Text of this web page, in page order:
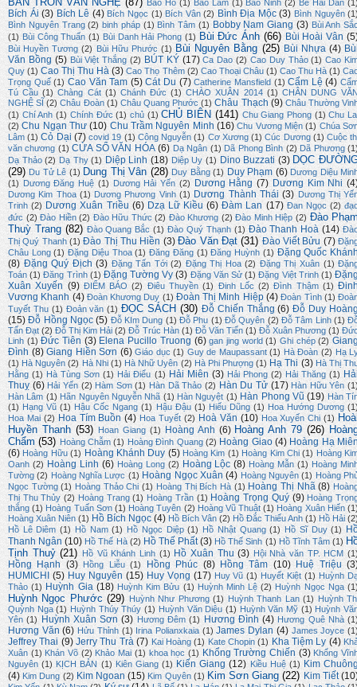
Bảo Hồ (1) Bảo Lâm (1) Bảo Ninh (2) Bé Hải Dân
Bích Ái (3) Bích Lê (4) Bích Ngọc (1) Bích Vân (2) Bình Địa Mộc (3) Bình Nguyên
Bình Nguyên Trang (2) binh pháp (1) Bình Tâm (1) Bobby Nam Giang (3) Bùi Anh
(1) Bùi Công Thuấn (1) Bùi Danh Hải Phong (1) Bùi Đức Ánh (66) Bùi Hoài Vân
Bùi Huyền Tương (2) Bùi Hữu Phước (1) Bùi Nguyên Bằng (25) Bùi Nhựa (4)
Văn Bồng (5) Bùi Việt Thắng (2) BÚT KÝ (17) Ca Dao (2) Cao Duy Thảo (1) Cao
Quy (1) Cao Thị Thu Hà (3) Cao Thọ Thêm (2) Cao Thoại Châu (1) Cao Thu Hà (1)
Trọng Quế (1) Cao Văn Tam (5) Cát Du (7) Catherine Mansfield (1) Cẩm Lệ (4)
Tú Cầu (1) Chàng Cát (1) Chánh Đức (1) CHÀO XUÂN 2014 (1) CHÂN DUNG
NGHỆ SĨ (2) Châu Đoàn (1) Châu Quang Phước (1) Châu Thạch (9) Châu Thường
(1) Chí Anh (1) Chính Đức (1) chủ (1) CHỦ BIÊN (141) Chu Giang Phong (1) Chu
(2) Chu Ngạn Thư (10) Chu Trầm Nguyên Minh (16) Chu Vương Miện (1) Chúa
Lâm (1) Cỏ Dại (7) covid 19 (1) Công Nguyễn (1) Cơ Xương (1) Cúc Dương (1) Cuộc
văn chương (1) CỬA SỔ VĂN HÓA (6) Dạ Ngân (1) Dã Phong Bình (2) Dã Phương
Dạ Thảo (2) Dạ Thy (1) Diệp Linh (18) Diệp Uy (1) Dino Buzzati (3) DỌC
(29) Du Tử Lê (1) Dung Thị Vân (28) Duy Bằng (1) Duy Phạm (6) Dương Diệu
(1)
Dương Đăng Huệ (1) Dương Hải Yến (2) Dương Hằng (7) Dương Kim Nhi
Dương Kim Thoa (1) Dương Phương Vinh (1) Dương Thành Thái (3) Dương Thị
Trinh (2) Dương Xuân Triều (6) Dzạ Lữ Kiều (6) Đàm Lan (17) Đan Ngọc (2)
đức (2) Đào Hiền (2) Đào Hữu Thức (2) Đào Khương (2) Đào Minh Hiệp (2) Đào
Thuỳ Trang (82) Đào Quang Bắc (1) Đào Quý Thạnh (1) Đào Thanh Hoà (14)
Thị Quý Thanh (1) Đào Thị Thu Hiền (3) Đào Văn Đạt (31) Đào Viết Bửu (7)
Châu Long (1) Đặng Diệu Thoa (1) Đăng Đăng (1) Đăng Huỳnh (1) Đặng Quốc
(8) Đặng Quý Địch (3) Đặng Tấn Tới (2) Đặng Thị Hoa (2) Đặng Thị Xuân (1)
Toán (1) Đăng Trình (1) Đặng Tường Vy (3) Đặng Văn Sử (1) Đặng Việt Trinh (1)
Xuân Xuyến (9) ĐIỂM BÁO (2) Điêu Thuyền (1) Đinh Lốc (2) Đình Thậm (1)
Vương Khanh (4) Đoàn Khương Duy (1) Đoàn Thị Minh Hiệp (4) Đoàn Tình (1)
Tuyết Thu (1) Đoản văn (1) ĐỌC SÁCH (30) Đỗ Chiến Thắng (6) Đỗ Duy
(15) Đỗ Hồng Ngọc (5) Đỗ KIm Dung (1) Đỗ Phu (1) Đỗ Quyên (2) Đỗ Tâm Linh (1)
Tấn Đạt (2) Đỗ Thị Kim Hải (2) Đỗ Trúc Hàn (1) Đỗ Văn Tiến (1) Đỗ Xuân Phương (1)
Linh (1) Đức Tiên (3) Elena Pucillo Truong (6) gan jing world (1) Ghi chép (2)
Đình (8) Giang Hiền Sơn (6) Giáo dục (1) Guy de Maupassant (1) Hà Đoàn (2) Hạ
(1) Hà Nguyên (2) Hà Nhi (1) Hà Nhữ Uyên (2) Hà Phi Phượng (1) Hạ Thi (3) Hà Thị
Hằng (1) Hà Tùng Sơn (1) Hải Điểu (1) Hải Miên (3) Hải Phong (2) Hải Thăng (1)
Thuỵ (6) Hải Yến (2) Hàm Sơn (1) Hàn Dã Thảo (2) Hàn Du Tử (17) Hàn Hữu Yên
Hàn Lâm (1) Hãn Nguyên Nguyễn Nhã (1) Hàn Nguyệt (1) Hàn Phong Vũ (19) Hàn
(1) Hạng Vũ (1) Hậu Cốc Ngang (1) Hậu Đậu (1) Hiếu Dũng (1) Hoa Hướng Dương
Hoa Mai (2) Hoa Tím Buồn (4) Hoa Tuyết (2) Hoà Văn (10) Hoa Xuyến Chi (1)
Huyền Thanh (53) Hoan Giang (1) Hoàng Anh (6) Hoàng Anh 79 (26)
Chẩm (53) Hoàng Chẫm (1) Hoàng Đình Quang (2) Hoàng Giao (4) Hoàng Hạ
(6) Hoàng Hữu (1) Hoàng Khánh Duy (5) Hoàng Kim (1) Hoàng Kim Chi (1) Hoàng
Oanh (2) Hoàng Linh (6) Hoàng Long (2) Hoàng Lộc (8) Hoàng Mẫn (1) Hoàng
Tường (2) Hoàng Nghĩa Lược (1) Hoàng Ngọc Xuân (4) Hoàng Nguyên (1) Hoàng
Ngọc Tường (1) Hoàng Thảo Chi (1) Hoàng Thị Bích Hà (1) Hoàng Thị Nhã (8)
Thị Thu Thủy (2) Hoàng Trang (1) Hoàng Trần (1) Hoàng Trọng Quý (9) Hoàng
thắng (1) Hoàng Tuấn Sơn (1) Hoàng Tuyên (2) Hoàng Vũ Thuật (1) Hoàng Xuân Hiến
Hoàng Xuân Niên (1) Hồ Bích Ngọc (4) Hồ Bích Vân (2) Hồ Đắc Thiếu Anh (1) Hồ Hải
Hồ Lê Diêm (1) Hồ Nam (1) Hồ Ngọc Diệp (1) Hồ Nhật Quang (1) Hồ Sĩ Duy (1)
Thanh Ngân (10) Hồ Thế Hà (2) Hồ Thế Phất (3) Hồ Thế Sinh (1) Hồ Tĩnh Tâm (1)
Tịnh Thuỷ (21) Hồ Vũ Khánh Linh (1) Hồ Xuân Thu (3) Hội Nhà văn TP. HCM
Hồng Hạnh (3) Hồng Liễu (1) Hồng Phúc (8) Hồng Tâm (10) Huệ Triệu
HUMICHI
(5) Huy Nguyên (15) Huy Vọng (17) Huy Vũ (1) Huyết Kiệt (1) Huỳnh
Thảo (1) Huỳnh Gia (18) Huỳnh Kim Bửu (1) Huỳnh Minh Lệ (2) Huỳnh Ngọc Nga
Huỳnh Ngọc Phước (29) Huỳnh Như Phương (1) Huỳnh Thanh Lan (1)
Huỳnh
Quỳnh Nga (1) Huỳnh Thúy Thúy (1) Huỳnh Văn Diệu (1) Huỳnh Văn Mỹ (1) Huỳnh
Yên (1) Huỳnh Xuân Sơn (3) Hương Đêm (1) Hương Đình (4) Hương Quê Nhà
Hương Văn (6) Hửu Thỉnh (1) Irina Polianxkaia (1) James Dylan (4) James Joyce
Jeffrey Thai (9) Jerry Thu Trà (7) Kai Hoàng (1) Kate Chopin (1) Kha Tiệm Ly (4)
Xuân (1) Khán Võ (2) Khảo Mai (1) khoa học (1) Khổng Trường Chiến (3) Khổng
Nguyên (1) KỊCH BẢN (1) Kiên Giang (1) Kiến Giang (12) Kiều Huệ (1) Kim
(4) Kim Dung (2) Kim Ngoan (15) Kim Quyên (1) Kim Sơn Giang (22) Kim Tiết